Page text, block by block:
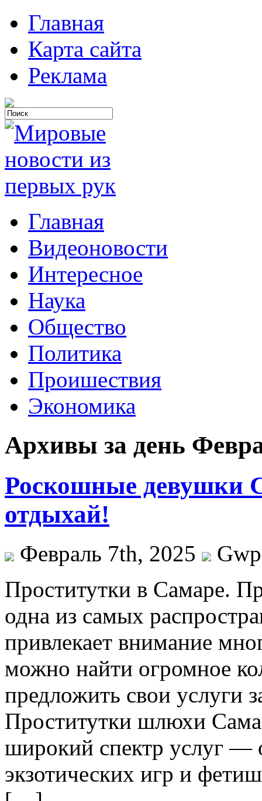
Главная
Карта сайта
Реклама
Главная
Видеоновости
Интересное
Наука
Общество
Политика
Проишествия
Экономика
Архивы за день
Роскошные девушки
отдыхай!
Февраль 7th, 2025
Gwp
Прoститутки в Сaмaрe.
одна из самых
привлекает внимание
можно найти огромное
предложить свои услуги
Проститутки шлюхи
широкий спектр услуг —
экзотических игр и